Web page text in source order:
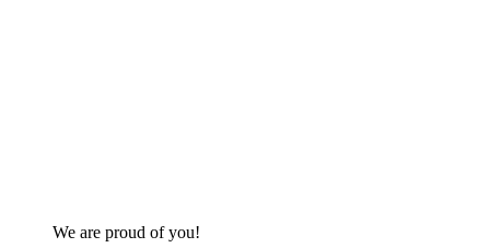
We are proud of you!